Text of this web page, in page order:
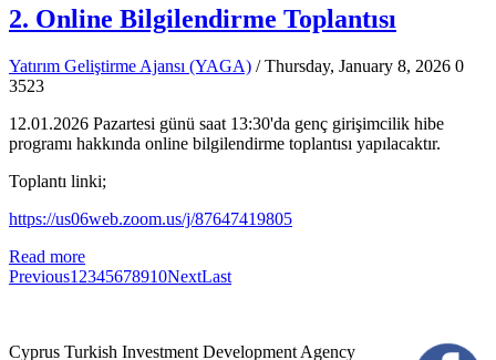
2. Online Bilgilendirme Toplantısı
Yatırım Geliştirme Ajansı (YAGA) / Thursday, January 8, 2026 0
3523
12.01.2026 Pazartesi günü saat 13:30'da genç girişimcilik hibe
programı hakkında online bilgilendirme toplantısı yapılacaktır.
Toplantı linki;
https://us06web.zoom.us/j/87647419805
Read more
Previous1 2345678910NextLast
Cyprus Turkish Investment Development Agency